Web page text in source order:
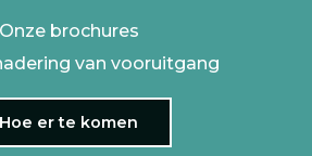
Onze brochures
van vooruitgang
Hoe er te komen